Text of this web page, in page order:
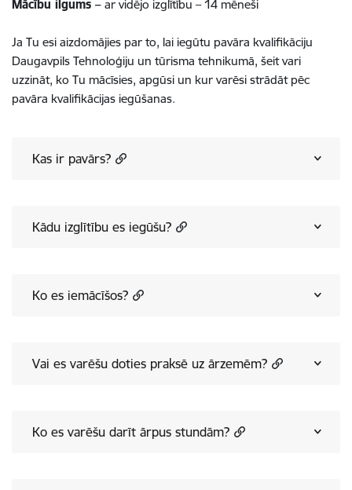
Mācību ilgums – ar vidējo izglītību – 14 mēneši
Ja Tu esi aizdomājies par to, lai iegūtu pavāra kvalifikāciju
Daugavpils Tehnoloģiju un tūrisma tehnikumā, šeit vari
uzzināt, ko Tu mācīsies, apgūsi un kur varēsi strādāt pēc
pavāra kvalifikācijas iegūšanas.
Kas ir pavārs?
Kādu izglītību es iegūšu?
Ko es iemācīšos?
Vai es varēšu doties praksē uz ārzemēm?
Ko es varēšu darīt ārpus stundām?